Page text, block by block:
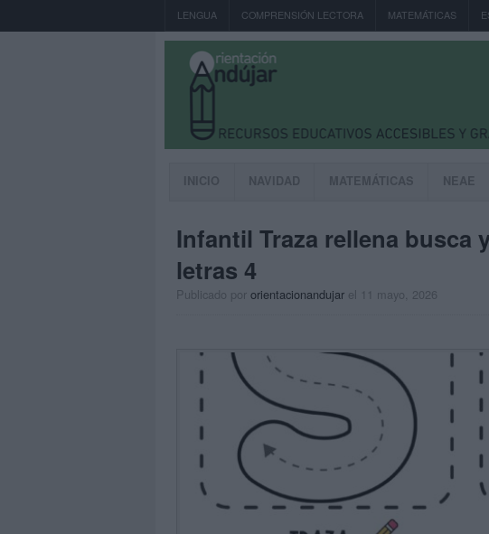
LENGUA COMPRENSIÓN LECTORA MATEMÁTICAS
INICIO NAVIDAD MATEMÁTICAS NEAE
Infantil Traza rellena busca
letras 4
Publicado por orientacionandujar el 11 mayo, 2026